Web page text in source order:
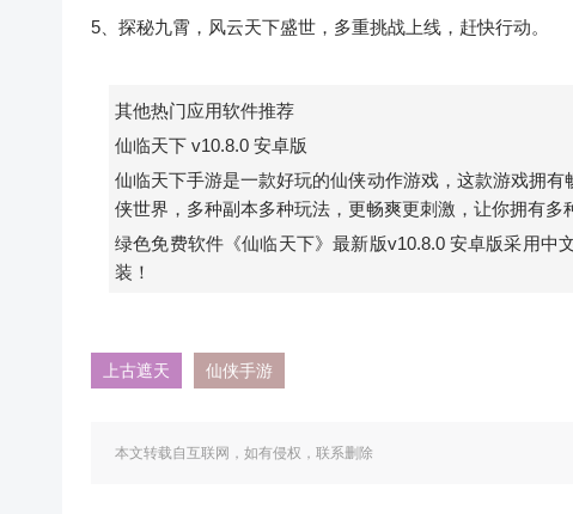
5、探秘九霄，风云天下盛世，多重挑战上线，赶快行动。
其他热门应用软件推荐
仙临天下 v10.8.0 安卓版
仙临天下手游是一款好玩的仙侠动作游戏，这款游戏拥
侠世界，多种副本多种玩法，更畅爽更刺激，让你拥有多
绿色免费软件《仙临天下》最新版v10.8.0 安卓版采用中
装！
上古遮天 仙侠手游
本文转载自互联网，如有侵权，联系删除